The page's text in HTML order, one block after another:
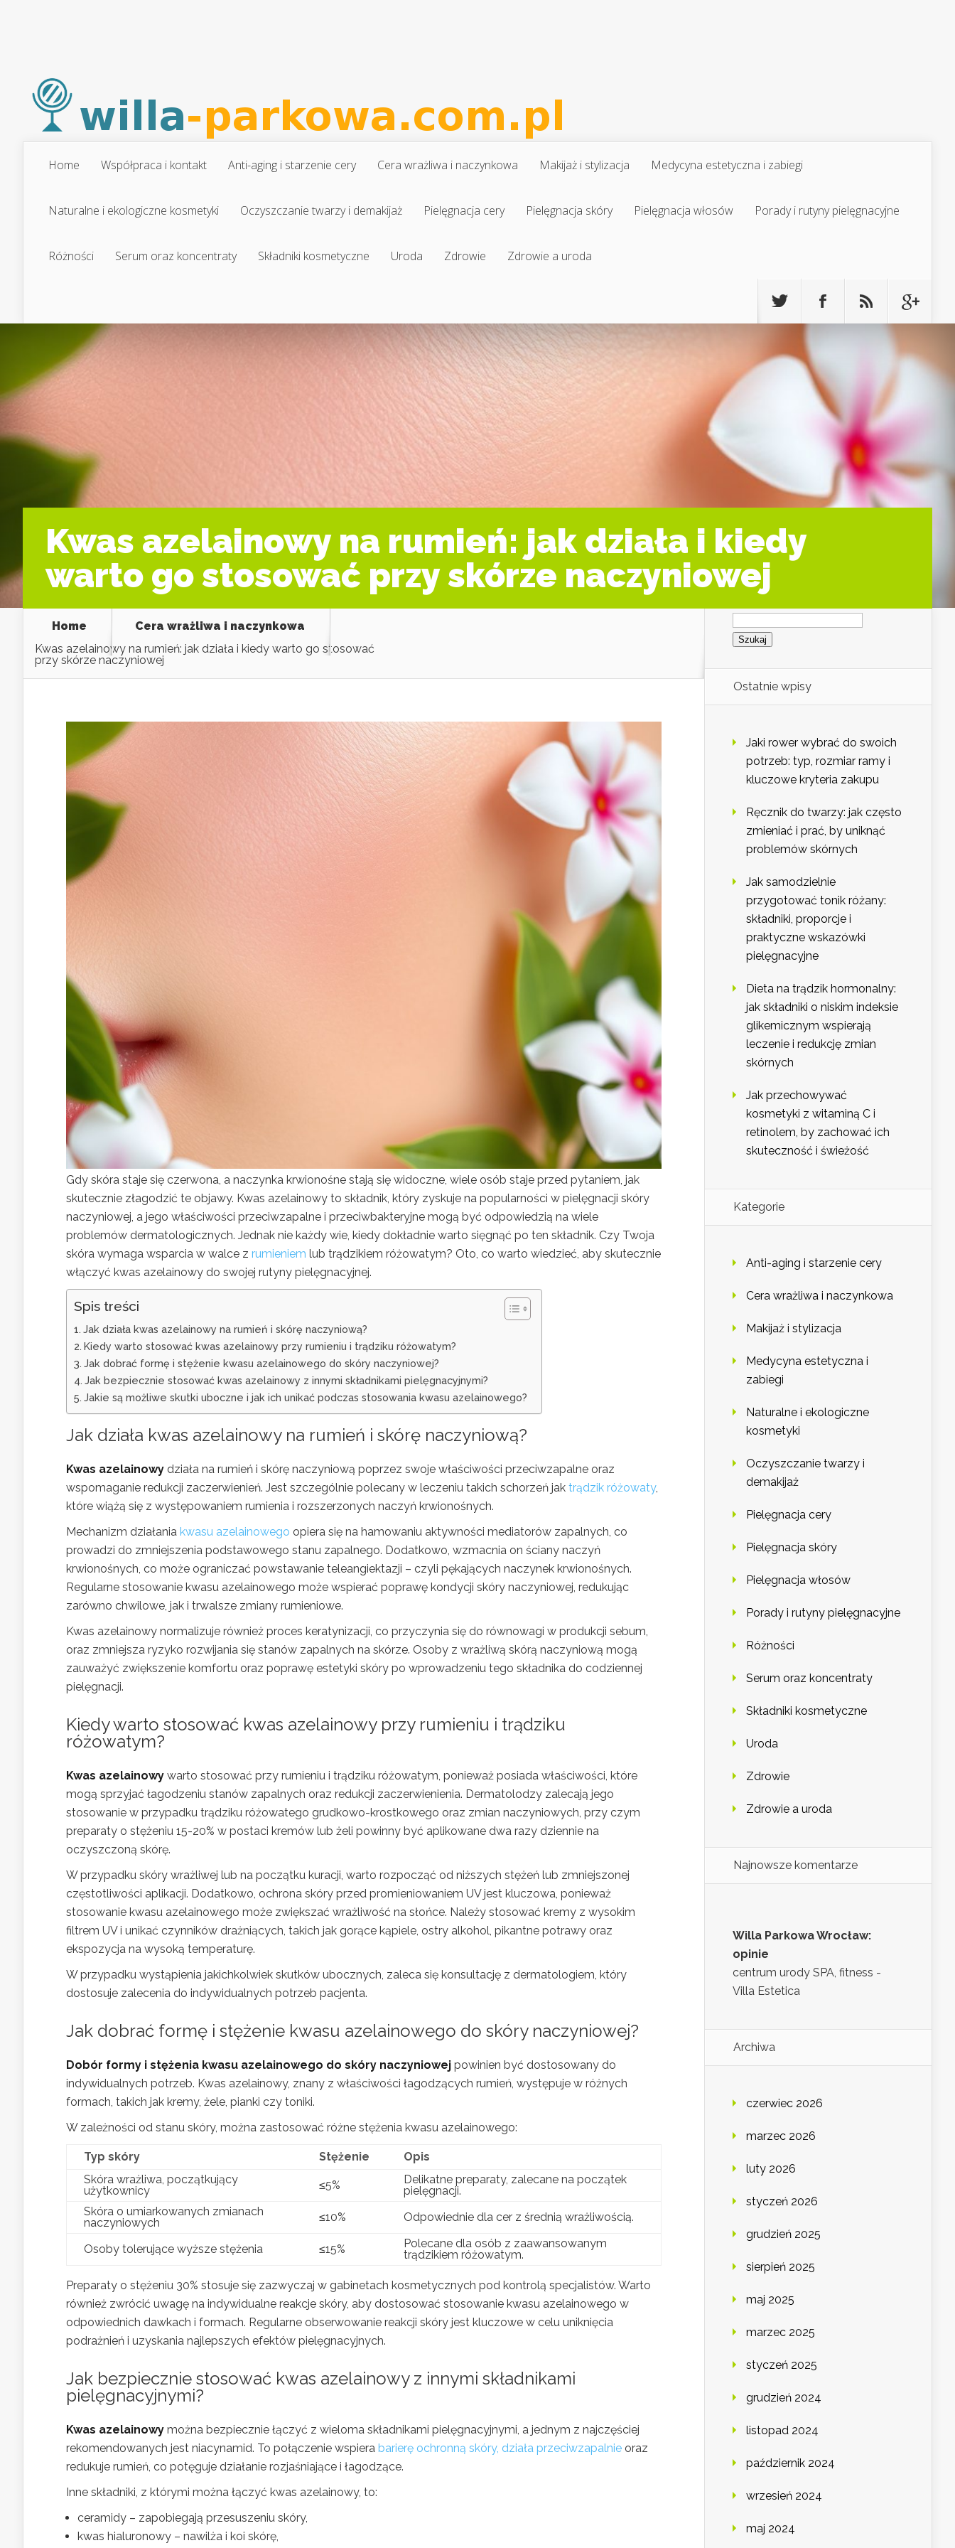
Home Współpraca i kontakt Anti-aging i starzenie cery Cera wrażliwa i naczynkowa Makijaż i stylizacja Medycyna estetyczna i zabiegi
Naturalne i ekologiczne kosmetyki Oczyszczanie twarzy i demakijaż Pielęgnacja cery Pielęgnacja skóry Pielęgnacja włosów Porady i rutyny pielęgnacyjne
Różności Serum oraz koncentraty Składniki kosmetyczne Uroda Zdrowie Zdrowie a uroda
Kwas azelainowy na rumień: jak działa i kiedy
warto go stosować przy skórze naczyniowej
Home
Cera wrażliwa i naczynkowa
Kwas azelainowy na rumień: jak działa i kiedy warto go stosować
przy skórze naczyniowej
Gdy skóra staje się czerwona, a naczynka krwionośne stają się widoczne, wiele osób staje przed pytaniem, jak
skutecznie złagodzić te objawy. Kwas azelainowy to składnik, który zyskuje na popularności w pielęgnacji skóry
naczyniowej, a jego właściwości przeciwzapalne i przeciwbakteryjne mogą być odpowiedzią na wiele
problemów dermatologicznych. Jednak nie każdy wie, kiedy dokładnie warto sięgnąć po ten składnik. Czy Twoja
skóra wymaga wsparcia w walce z rumieniem lub trądzikiem różowatym? Oto, co warto wiedzieć, aby skutecznie
włączyć kwas azelainowy do swojej rutyny pielęgnacyjnej.
Spis treści
Jak działa kwas azelainowy na rumień i skórę naczyniową?
Kiedy warto stosować kwas azelainowy przy rumieniu i trądziku różowatym?
Jak dobrać formę i stężenie kwasu azelainowego do skóry naczyniowej?
Jak bezpiecznie stosować kwas azelainowy z innymi składnikami pielęgnacyjnymi?
Jakie są możliwe skutki uboczne i jak ich unikać podczas stosowania kwasu azelainowego?
Jak działa kwas azelainowy na rumień i skórę naczyniową?
Kwas azelainowy działa na rumień i skórę naczyniową poprzez swoje właściwości przeciwzapalne oraz
wspomaganie redukcji zaczerwienień. Jest szczególnie polecany w leczeniu takich schorzeń jak trądzik różowaty,
które wiążą się z występowaniem rumienia i rozszerzonych naczyń krwionośnych.
Mechanizm działania kwasu azelainowego opiera się na hamowaniu aktywności mediatorów zapalnych, co
prowadzi do zmniejszenia podstawowego stanu zapalnego. Dodatkowo, wzmacnia on ściany naczyń
krwionośnych, co może ograniczać powstawanie teleangiektazji – czyli pękających naczynek krwionośnych.
Regularne stosowanie kwasu azelainowego może wspierać poprawę kondycji skóry naczyniowej, redukując
zarówno chwilowe, jak i trwalsze zmiany rumieniowe.
Kwas azelainowy normalizuje również proces keratynizacji, co przyczynia się do równowagi w produkcji sebum,
oraz zmniejsza ryzyko rozwijania się stanów zapalnych na skórze. Osoby z wrażliwą skórą naczyniową mogą
zauważyć zwiększenie komfortu oraz poprawę estetyki skóry po wprowadzeniu tego składnika do codziennej
pielęgnacji.
Kiedy warto stosować kwas azelainowy przy rumieniu i trądziku
różowatym?
Kwas azelainowy warto stosować przy rumieniu i trądziku różowatym, ponieważ posiada właściwości, które
mogą sprzyjać łagodzeniu stanów zapalnych oraz redukcji zaczerwienienia. Dermatolodzy zalecają jego
stosowanie w przypadku trądziku różowatego grudkowo-krostkowego oraz zmian naczyniowych, przy czym
preparaty o stężeniu 15-20% w postaci kremów lub żeli powinny być aplikowane dwa razy dziennie na
oczyszczoną skórę.
W przypadku skóry wrażliwej lub na początku kuracji, warto rozpocząć od niższych stężeń lub zmniejszonej
częstotliwości aplikacji. Dodatkowo, ochrona skóry przed promieniowaniem UV jest kluczowa, ponieważ
stosowanie kwasu azelainowego może zwiększać wrażliwość na słońce. Należy stosować kremy z wysokim
filtrem UV i unikać czynników drażniących, takich jak gorące kąpiele, ostry alkohol, pikantne potrawy oraz
ekspozycja na wysoką temperaturę.
W przypadku wystąpienia jakichkolwiek skutków ubocznych, zaleca się konsultację z dermatologiem, który
dostosuje zalecenia do indywidualnych potrzeb pacjenta.
Jak dobrać formę i stężenie kwasu azelainowego do skóry naczyniowej?
Dobór formy i stężenia kwasu azelainowego do skóry naczyniowej powinien być dostosowany do
indywidualnych potrzeb. Kwas azelainowy, znany z właściwości łagodzących rumień, występuje w różnych
formach, takich jak kremy, żele, pianki czy toniki.
W zależności od stanu skóry, można zastosować różne stężenia kwasu azelainowego:
Typ skóry Stężenie
Opis
Skóra wrażliwa, początkujący
użytkownicy
≤5%
Delikatne preparaty, zalecane na początek
pielęgnacji.
Skóra o umiarkowanych zmianach
naczyniowych
≤10% Odpowiednie dla cer z średnią wrażliwością.
Osoby tolerujące wyższe stężenia ≤15%
Polecane dla osób z zaawansowanym
trądzikiem różowatym.
Preparaty o stężeniu 30% stosuje się zazwyczaj w gabinetach kosmetycznych pod kontrolą specjalistów. Warto
również zwrócić uwagę na indywidualne reakcje skóry, aby dostosować stosowanie kwasu azelainowego w
odpowiednich dawkach i formach. Regularne obserwowanie reakcji skóry jest kluczowe w celu uniknięcia
podrażnień i uzyskania najlepszych efektów pielęgnacyjnych.
Jak bezpiecznie stosować kwas azelainowy z innymi składnikami
pielęgnacyjnymi?
Kwas azelainowy można bezpiecznie łączyć z wieloma składnikami pielęgnacyjnymi, a jednym z najczęściej
rekomendowanych jest niacynamid. To połączenie wspiera barierę ochronną skóry, działa przeciwzapalnie oraz
redukuje rumień, co potęguje działanie rozjaśniające i łagodzące.
Inne składniki, z którymi można łączyć kwas azelainowy, to:
ceramidy – zapobiegają przesuszeniu skóry,
kwas hialuronowy – nawilża i koi skórę,
Szukaj:
Ostatnie wpisy
Jaki rower wybrać do swoich
potrzeb: typ, rozmiar ramy i
kluczowe kryteria zakupu
Ręcznik do twarzy: jak często
zmieniać i prać, by uniknąć
problemów skórnych
Jak samodzielnie
przygotować tonik różany:
składniki, proporcje i
praktyczne wskazówki
pielęgnacyjne
Dieta na trądzik hormonalny:
jak składniki o niskim indeksie
glikemicznym wspierają
leczenie i redukcję zmian
skórnych
Jak przechowywać
kosmetyki z witaminą C i
retinolem, by zachować ich
skuteczność i świeżość
Kategorie
Anti-aging i starzenie cery
Cera wrażliwa i naczynkowa
Makijaż i stylizacja
Medycyna estetyczna i
zabiegi
Naturalne i ekologiczne
kosmetyki
Oczyszczanie twarzy i
demakijaż
Pielęgnacja cery
Pielęgnacja skóry
Pielęgnacja włosów
Porady i rutyny pielęgnacyjne
Różności
Serum oraz koncentraty
Składniki kosmetyczne
Uroda
Zdrowie
Zdrowie a uroda
Najnowsze komentarze
Willa Parkowa Wrocław:
opinie
centrum urody SPA, fitness -
Villa Estetica
Archiwa
czerwiec 2026
marzec 2026
luty 2026
styczeń 2026
grudzień 2025
sierpień 2025
maj 2025
marzec 2025
styczeń 2025
grudzień 2024
listopad 2024
październik 2024
wrzesień 2024
maj 2024